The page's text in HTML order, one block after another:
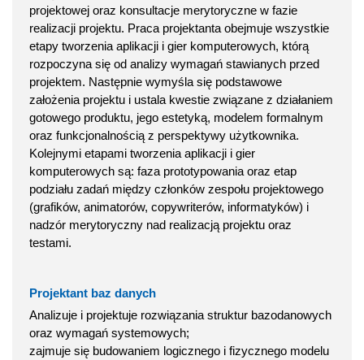
projektowej oraz konsultacje merytoryczne w fazie
realizacji projektu. Praca projektanta obejmuje wszystkie
etapy tworzenia aplikacji i gier komputerowych, którą
rozpoczyna się od analizy wymagań stawianych przed
projektem. Następnie wymyśla się podstawowe
założenia projektu i ustala kwestie związane z działaniem
gotowego produktu, jego estetyką, modelem formalnym
oraz funkcjonalnością z perspektywy użytkownika.
Kolejnymi etapami tworzenia aplikacji i gier
komputerowych są: faza prototypowania oraz etap
podziału zadań między członków zespołu projektowego
(grafików, animatorów, copywriterów, informatyków) i
nadzór merytoryczny nad realizacją projektu oraz
testami.
Projektant baz danych
Analizuje i projektuje rozwiązania struktur bazodanowych
oraz wymagań systemowych;
zajmuje się budowaniem logicznego i fizycznego modelu